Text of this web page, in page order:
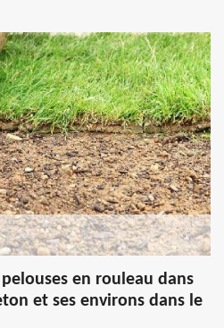
en rouleau dans
et ses environs dans le